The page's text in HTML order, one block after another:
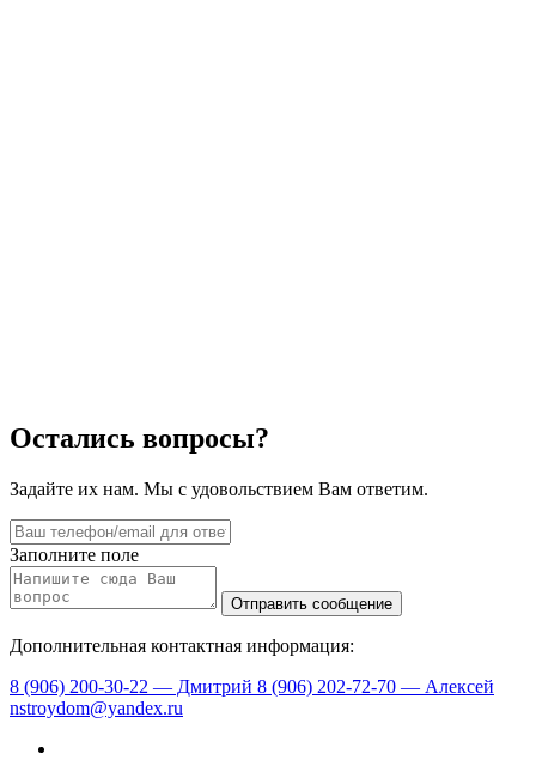
Остались вопросы?
Задайте их нам. Мы с удовольствием Вам ответим.
Заполните поле
Дополнительная контактная информация:
8 (906) 200-30-22 — Дмитрий 8 (906) 202-72-70 — Алексей
nstroydom@yandex.ru